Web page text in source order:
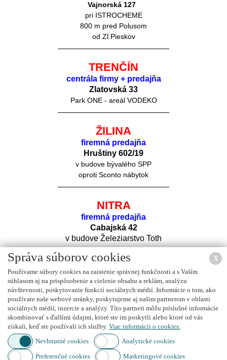
Vajnorská 127
pri ISTROCHEME
800 m pred Polusom
od Zl.Pieskov
TRENČÍN
centrála firmy + predajňa
Zlatovská 33
Park ONE - areál VODEKO
ŽILINA
firemná predajňa
Hruštiny 602/19
v budove bývalého SPP
oproti Sconto nábytok
NITRA
firemná predajňa
Cabajská 42
v budove Železiarstvo Toth
Nájdete nás naFACEBOOKu
Nájdete nás na INSTAGRAMe
X
Správa súborov cookies
Používame súbory cookies na zaistenie správnej funkčnosti a s Vaším
súhlasom aj na prispôsobenie a cielenie obsahu a reklám, analýzu
návštevnosti, poskytovanie funkcií sociálnych médií. Informácie o tom, ako
používate naše webové stránky, poskytujeme aj našim partnerom v oblasti
sociálnych médií, inzercie a analýzy. Títo partneri môžu príslušné informácie
skombinovať s ďalšími údajmi, ktoré ste im poskytli alebo ktoré od vás
získali, keď ste používali ich služby. Viac informácii o cookies.
Nevhnutné cookies
Analytické cookies
Preferenčné cookies
Marketingové cookies